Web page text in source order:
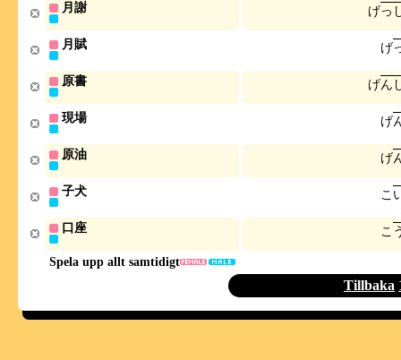
Spela upp allt samtidigt
月謝 げっ
月賦 げ
原書 げん
現場 げ
原油 げ
子犬 こ
口座 こ
Tillbaka